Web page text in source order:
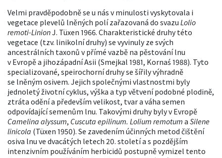
Velmi pravděpodobně se u nás v minulosti vyskytovala i
vegetace plevelů lněných polí zařazovaná do svazu Lolio
remoti-LinionJ. Tüxen 1966. Charakteristické druhy této
vegetace (tzv. linikolní druhy) se vyvinuly ze svých
ancestrálních taxonů v přímé vazbě na pěstování lnu
v Evropě a jihozápadní Asii (Smejkal 1981, Kornaś 1988). Tyto
specializované, speirochorní druhy se šířily výhradně
se lněným osivem. Jejich společnými vlastnostmi byly
jednoletý životní cyklus, výška a typ větvení podobné plodině,
ztráta odění a především velikost, tvar a váha semen
odpovídající semenům lnu. Takovými druhy byly v Evropě
Camelina alyssum, Cuscuta epilinum. Lolium remotum a Silene
linicola (Tüxen 1950). Se zavedením účinných metod čištění
osiva lnu ve dvacátých letech 20. století a s pozdějším
intenzivním používáním herbicidů postupně vymizel tento